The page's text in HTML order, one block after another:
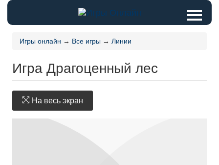
Игры онлайн → Все игры → Линии
Игра Драгоценный лес
На весь экран